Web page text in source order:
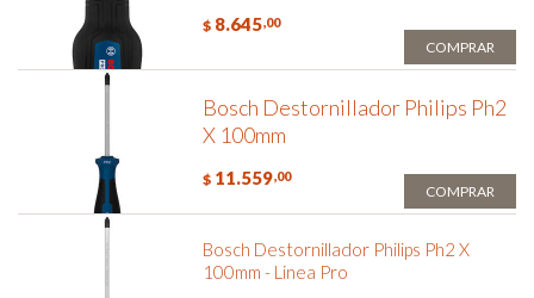
$ 8.645,00
COMPRAR
Bosch Destornillador Philips Ph2
X 100mm
$ 11.559,00
COMPRAR
Bosch Destornillador Philips Ph2 X
100mm - Linea Pro